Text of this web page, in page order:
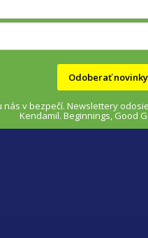
Odoberať
nás v bezpečí. Newslettery
Kendamil. Beginnings, Good